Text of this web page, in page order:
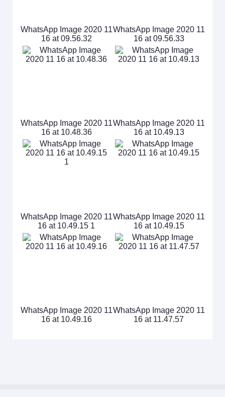
WhatsApp Image 2020 11
16 at 09.56.32
WhatsApp Image 2020 11
16 at 09.56.33
WhatsApp Image 2020 11
16 at 10.48.36
WhatsApp Image 2020 11
16 at 10.49.13
WhatsApp Image 2020 11
16 at 10.49.15 1
WhatsApp Image 2020 11
16 at 10.49.15
WhatsApp Image 2020 11
16 at 10.49.16
WhatsApp Image 2020 11
16 at 11.47.57